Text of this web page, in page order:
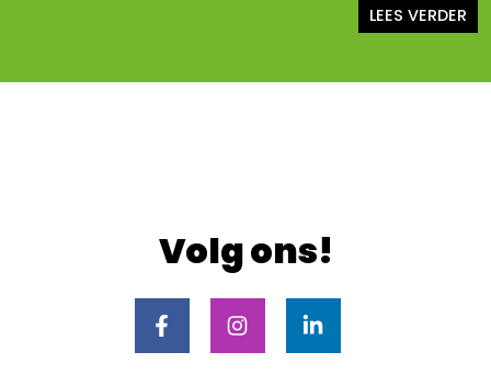
LEES VERDER
Volg ons!